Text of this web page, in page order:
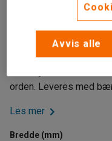
Galvanisert stål
Kapasitet på opptil
orden. Leveres med
Les mer
Bredde (mm)
Avvis alle